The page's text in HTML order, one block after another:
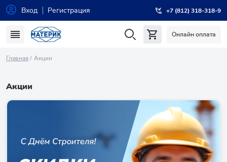
Вход Регистрация +7 (812) 318-318-9
Онлайн оплата
Главная Акции
Акции